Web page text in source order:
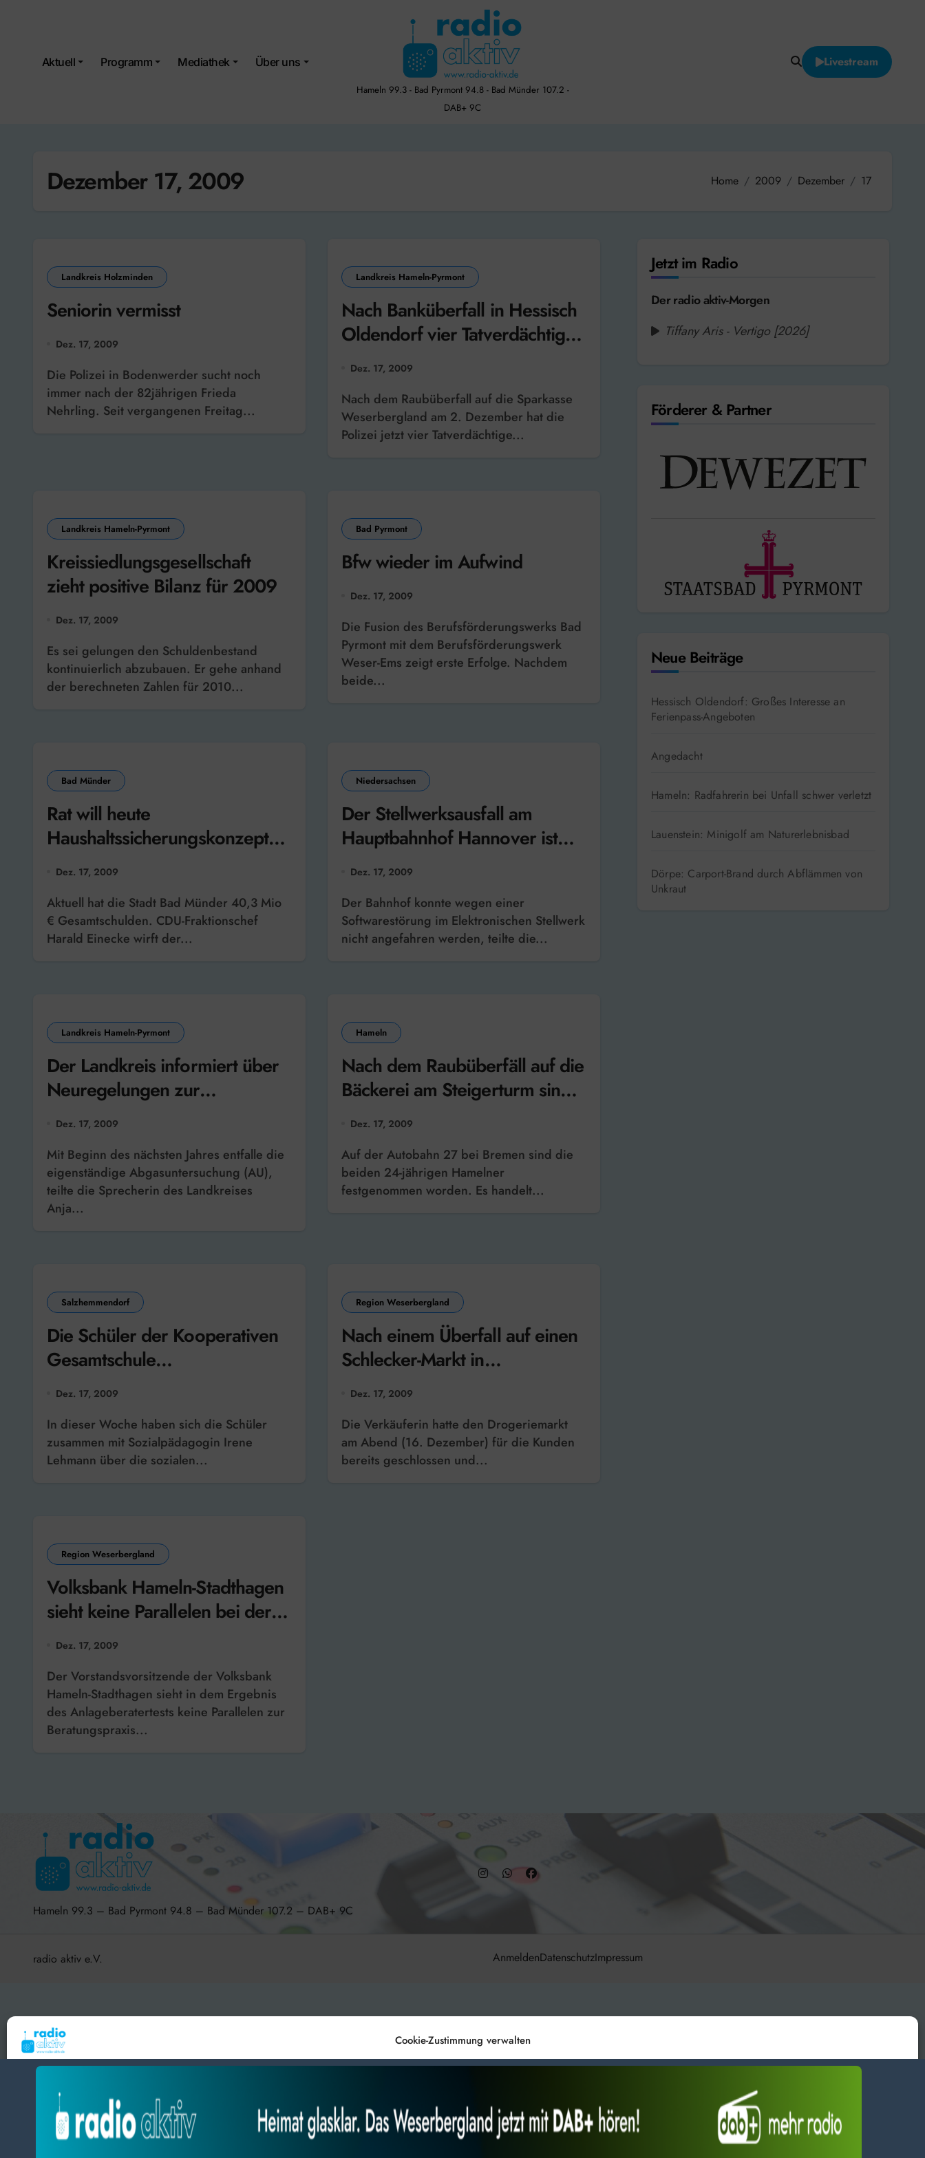
Cookie-Zustimmung verwalten
zustimmst, können wir Daten wie das Surfverhalten oder eindeutige IDs auf dieser Website
verarbeiten. Wenn du deine Zustimmung nicht erteilst oder zurückziehst, können bestimmte Merkmale
und Funktionen beeinträchtigt werden.
Aktuell Programm Mediathek Über uns
Hameln 99.3 - Bad Pyrmont 94.8 - Bad Münder 107.2 -
DAB+ 9C
Livestream
Dezember 17, 2009 Home 2009 Dezember 17
Landkreis Holzminden
Seniorin vermisst
Dez. 17, 2009
Die Polizei in Bodenwerder sucht noch
immer nach der 82jährigen Frieda
Nehrling. Seit vergangenen Freitag...
Landkreis Hameln-Pyrmont
Nach Banküberfall in Hessisch
Oldendorf vier Tatverdächtige
festgenommen
Dez. 17, 2009
Nach dem Raubüberfall auf die Sparkasse
Weserbergland am 2. Dezember hat die
Polizei jetzt vier Tatverdächtige...
Landkreis Hameln-Pyrmont
Kreissiedlungsgesellschaft
zieht positive Bilanz für 2009
Dez. 17, 2009
Es sei gelungen den Schuldenbestand
kontinuierlich abzubauen. Er gehe anhand
der berechneten Zahlen für 2010...
Bad Pyrmont
Bfw wieder im Aufwind
Dez. 17, 2009
Die Fusion des Berufsförderungswerks Bad
Pyrmont mit dem Berufsförderungswerk
Weser-Ems zeigt erste Erfolge. Nachdem
beide...
Bad Münder
Rat will heute
Haushaltssicherungskonzept
beschliessen
Dez. 17, 2009
Aktuell hat die Stadt Bad Münder 40,3 Mio
€ Gesamtschulden. CDU-Fraktionschef
Harald Einecke wirft der...
Niedersachsen
Der Stellwerksausfall am
Hauptbahnhof Hannover ist
behoben
Dez. 17, 2009
Der Bahnhof konnte wegen einer
Softwarestörung im Elektronischen Stellwerk
nicht angefahren werden, teilte die...
Landkreis Hameln-Pyrmont
Der Landkreis informiert über
Neuregelungen zur
Abgasuntersuchung
Dez. 17, 2009
Mit Beginn des nächsten Jahres entfalle die
eigenständige Abgasuntersuchung (AU),
teilte die Sprecherin des Landkreises
Anja...
Hameln
Nach dem Raubüberfäll auf die
Bäckerei am Steigerturm sind
zwei Tatverdächtige
festgenommen worden
Dez. 17, 2009
Auf der Autobahn 27 bei Bremen sind die
beiden 24-jährigen Hamelner
festgenommen worden. Es handelt...
Salzhemmendorf
Die Schüler der Kooperativen
Gesamtschule
Salzhemmendorf sammeln
Geld an der KGS für
Wunschpunsch
Dez. 17, 2009
In dieser Woche haben sich die Schüler
zusammen mit Sozialpädagogin Irene
Lehmann über die sozialen...
Region Weserbergland
Nach einem Überfall auf einen
Schlecker-Markt in
Stadtoldendorf werden Zeugen
gesucht
Dez. 17, 2009
Die Verkäuferin hatte den Drogeriemarkt
am Abend (16. Dezember) für die Kunden
bereits geschlossen und...
Region Weserbergland
Volksbank Hameln-Stadthagen
sieht keine Parallelen bei der
Beratungspraxis
Dez. 17, 2009
Der Vorstandsvorsitzende der Volksbank
Hameln-Stadthagen sieht in dem Ergebnis
des Anlageberatertests keine Parallelen zur
Beratungspraxis...
Jetzt im Radio
Der radio aktiv-Morgen
Tiffany Aris - Vertigo [2026]
Förderer & Partner
Neue Beiträge
Hessisch Oldendorf: Großes Interesse an
Ferienpass-Angeboten
Angedacht
Hameln: Radfahrerin bei Unfall schwer verletzt
Lauenstein: Minigolf am Naturerlebnisbad
Dörpe: Carport-Brand durch Abflämmen von
Unkraut
Hameln 99.3 – Bad Pyrmont 94.8 – Bad Münder 107.2 – DAB+ 9C
radio aktiv e.V. AnmeldenDatenschutzImpressum